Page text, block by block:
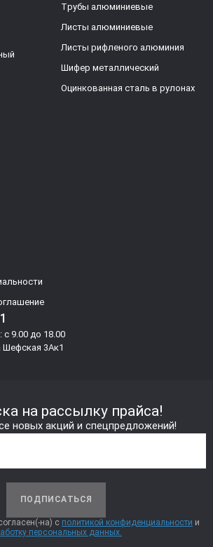
9.00 до 18.00
Шефская 3Ак1
Трубы алюминиевые
Листы алюминиевые
Листы рифленого алюминия
Шифер металлический
Оцинкованная сталь в рулонах
на рассылку прайса!
новых акций и спецпредложений!
ПОДПИСАТЬСЯ
на) с политикой конфиденциальности и
персональных данных.